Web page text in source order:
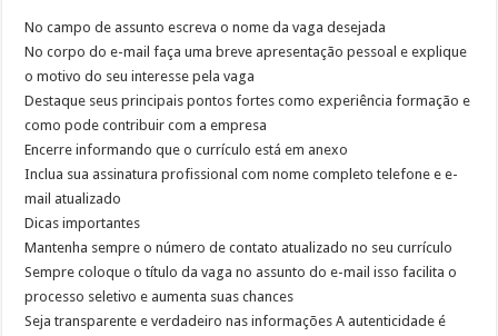
No campo de assunto escreva o nome da vaga desejada
No corpo do e-mail faça uma breve apresentação pessoal e explique
o motivo do seu interesse pela vaga
Destaque seus principais pontos fortes como experiência formação e
como pode contribuir com a empresa
Encerre informando que o currículo está em anexo
Inclua sua assinatura profissional com nome completo telefone e e-
mail atualizado
Dicas importantes
Mantenha sempre o número de contato atualizado no seu currículo
Sempre coloque o título da vaga no assunto do e-mail isso facilita o
processo seletivo e aumenta suas chances
Seja transparente e verdadeiro nas informações A autenticidade é